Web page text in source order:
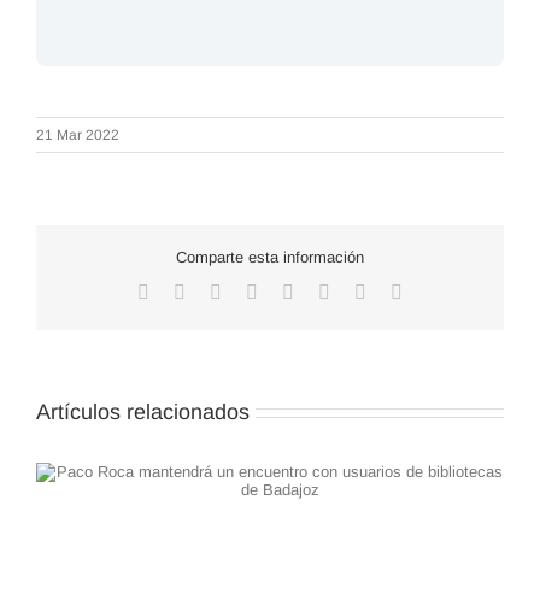
21 Mar 2022
Comparte esta información
Facebook Reddit LinkedInWhatsApp
TumblrPinterest
Artículos relacionados
«En el mundo rural, las ovejas también cuentan», un